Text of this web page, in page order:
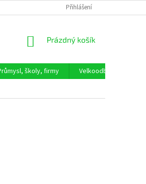
LEVNĚJŠÍ NÁKUP BEZ OBALU
Přihlášení
NÁKUPNÍ
Prázdný košík
školy, firmy
Velkoodběratel